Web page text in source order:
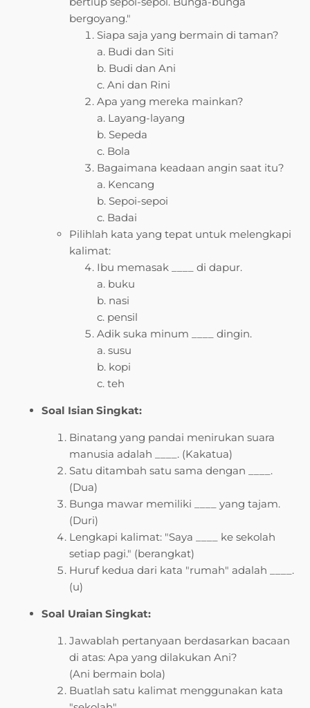
bergoyang."
Siapa saja yang bermain di taman?
a. Budi dan Siti
b. Budi dan Ani
c. Ani dan Rini
Apa yang mereka mainkan?
a. Layang-layang
b. Sepeda
c. Bola
Bagaimana keadaan angin saat itu?
a. Kencang
b. Sepoi-sepoi
c. Badai
Pilihlah kata yang tepat untuk melengkapi
kalimat:
Ibu memasak ____ di dapur.
a. buku
b. nasi
c. pensil
Adik suka minum ____ dingin.
a. susu
b. kopi
c. teh
Soal Isian Singkat:
Binatang yang pandai menirukan suara
manusia adalah ____. (Kakatua)
Satu ditambah satu sama dengan ____.
(Dua)
Bunga mawar memiliki ____ yang tajam.
(Duri)
Lengkapi kalimat: "Saya ____ ke sekolah
setiap pagi." (berangkat)
Huruf kedua dari kata "rumah" adalah ____.
(u)
Soal Uraian Singkat:
Jawablah pertanyaan berdasarkan bacaan
di atas: Apa yang dilakukan Ani?
(Ani bermain bola)
Buatlah satu kalimat menggunakan kata